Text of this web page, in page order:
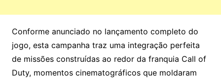
Conforme anunciado no lançamento completo do
jogo, esta campanha traz uma integração perfeita
de missões construídas ao redor da franquia Call of
Duty, momentos cinematográficos que moldaram